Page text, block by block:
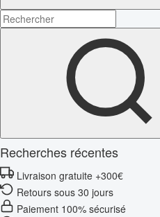
Recherches récentes
Livraison gratuite +300€
Retours sous 30 jours
Paiement 100% sécurisé